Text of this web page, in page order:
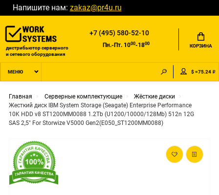
Напишите нам: zakaz@pr4u.ru
дистрибьютор серверного
и сетевого оборудования
+7 (495) 580-52-10
Пн.-Пт. 1000-1800 КОРЗИНА
МЕНЮ $ =75.24 ₽
Главная Серверные комплектующие
Жёсткие диски
Жесткий диск IBM System Storage (Seagate) Enterprise Performance
10K HDD v8 ST1200MM0088 1.2Tb (U1200/10000/128Mb) 512n 12G
SAS 2,5" For Storwize V5000 Gen2(E050_ST1200MM0088)